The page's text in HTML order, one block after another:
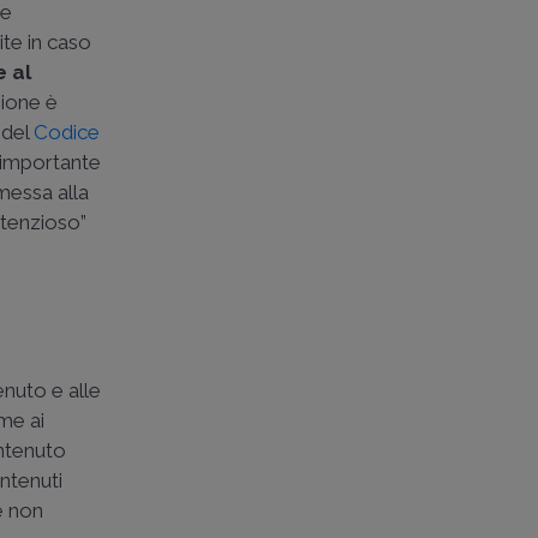
in caso
al
è
Codice
alla
e alle
ai
non